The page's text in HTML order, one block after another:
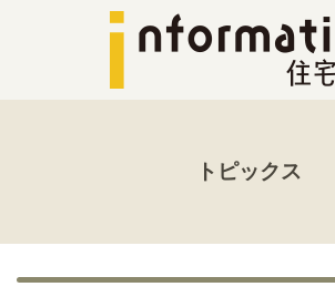
トピックス